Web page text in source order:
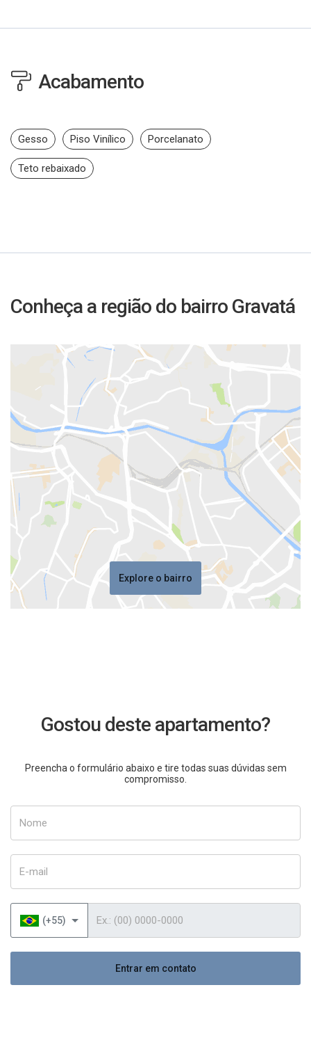
Acabamento
Gesso Piso Vinílico Porcelanato
Teto rebaixado
Conheça a região do bairro Gravatá
Explore o bairro
Gostou deste apartamento?
Preencha o formulário abaixo e tire todas suas dúvidas sem
compromisso.
(+55)
Entrar em contato